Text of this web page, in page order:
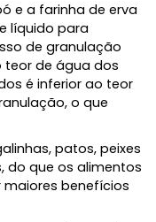
e a farinha de erva
líquido para
de granulação
teor de água dos
é inferior ao teor
o que
patos, peixes
do que os alimentos
benefícios